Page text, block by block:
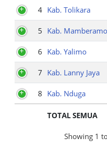
4 Kab. Tolikara
5 Kab.
6 Kab. Yalimo
7 Kab. Lanny Jaya
8 Kab. Nduga
TOTAL SEMUA
Showing 1